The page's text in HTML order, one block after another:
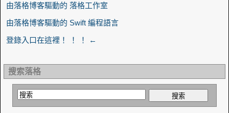
由落格博客驅動的 落格工作室
由落格博客驅動的 Swift 編程語言
登錄入口在這裡！ ！ ！ ←
搜索落格